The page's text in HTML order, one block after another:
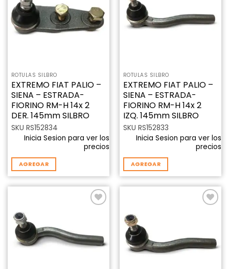
lista de
deseos
ROTULAS SILBRO
EXTREMO FIAT PALIO –
SIENA – ESTRADA-
FIORINO RM-H 14x 2
DER. 145mm SILBRO
SKU RS152834
Inicia Sesion para ver los
precios
AGREGAR
deseos
ROTULAS SILBRO
EXTREMO FIAT PALIO –
SIENA – ESTRADA-
FIORINO RM-H 14x 2
IZQ. 145mm SILBRO
SKU RS152833
Inicia Sesion para ver los
precios
AGREGAR
deseos